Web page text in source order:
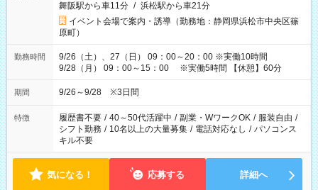
舞阪駅から車11分 / 浜松駅から車21分
イベント会場で案内・誘導（勤務地：静岡県浜松市中央区篠
原町）
勤務時間
9/26（土）、27（日） 09：00～20：00 ※実働10時間
9/28（月） 09：00～15：00 ※実働5時間 【休憩】60分
期間 9/26～9/28 ※3日間
特徴 履歴書不要 / 40～50代活躍中 / 副業・WワークOK / 服装自由 /
シフト勤務 / 10名以上の大量募集 / 電話対応なし / パソコンス
キル不要
気になる！ 応募する 詳細へ